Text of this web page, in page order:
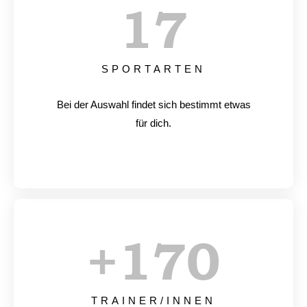
SPORTARTEN
17
Bei der Auswahl findet sich bestimmt etwas
für dich.
TRAINER/INNEN
+170